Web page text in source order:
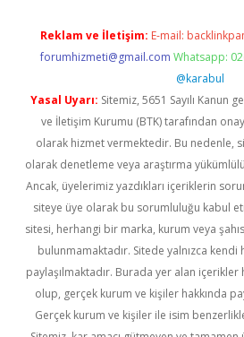
Reklam ve İletişim: E-mail:
forumhizmeti@gmail.com Whatsapp:
@karabul
Yasal Uyarı: Sitemiz, 5651 Sayılı Kanun
ve İletişim Kurumu (BTK) tarafından
olarak hizmet vermektedir. Bu nedenle,
olarak denetleme veya araştırma
Ancak, üyelerimiz yazdıkları içeriklerin
siteye üye olarak bu sorumluluğu kabul
sitesi, herhangi bir marka, kurum veya
bulunmamaktadır. Sitede yalnızca kendi
paylaşılmaktadır. Burada yer alan
olup, gerçek kurum ve kişiler hakkında
Gerçek kurum ve kişiler ile isim